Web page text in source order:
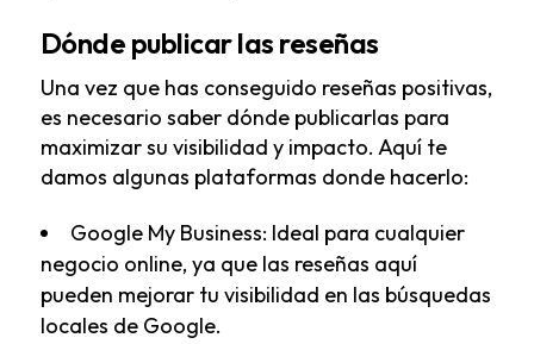
Dónde publicar las reseñas
Una vez que has conseguido reseñas positivas,
es necesario saber dónde publicarlas para
maximizar su visibilidad y impacto. Aquí te
damos algunas plataformas donde hacerlo:
Google My Business: Ideal para cualquier
negocio online, ya que las reseñas aquí
pueden mejorar tu visibilidad en las búsquedas
locales de Google.